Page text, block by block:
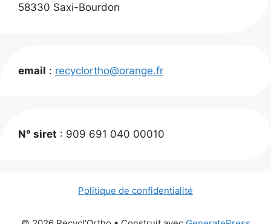
58330 Saxi-Bourdon
email : recyclortho@orange.fr
N° siret : 909 691 040 00010
Politique de confidentialité